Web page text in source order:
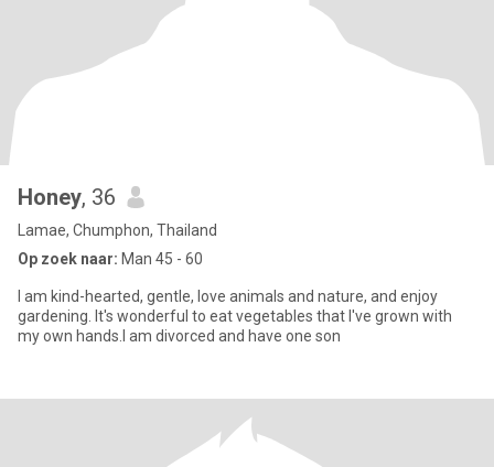
Honey​, 36
Lamae, Chumphon, Thailand
Op zoek naar: Man 45 - 60
I am kind-hearted, gentle, love animals and nature, and enjoy
gardening. It's wonderful to eat vegetables that I've grown with
my own hands.I am divorced and have one son